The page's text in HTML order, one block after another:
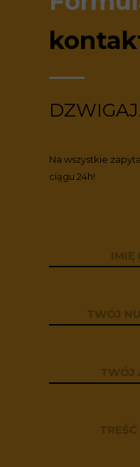
Na wszystkie
ciągu 24h!